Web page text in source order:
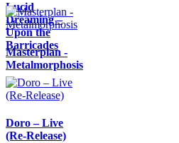
Lucid
Dreaming –
Upon the
Barricades
Masterplan -
Metalmorphosis
Doro – Live
(Re-Release)